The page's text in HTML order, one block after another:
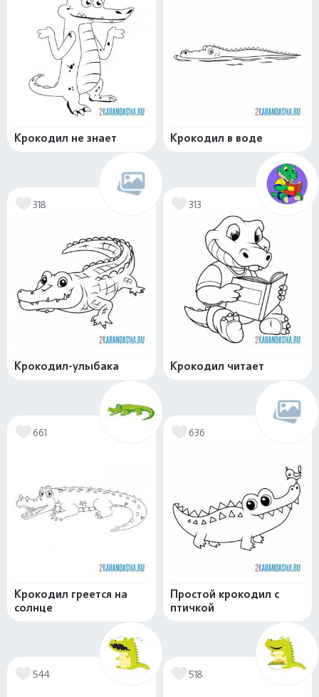
Крокодил не знает Крокодил в воде
318
Крокодил-улыбака
313
Крокодил читает
661
Крокодил греется на
солнце
636
Простой крокодил с
птичкой
544 518